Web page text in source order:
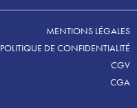
MENTIONS LÉGALES
POLITIQUE DE CONFIDENTIALITÉ
CGV
CGA